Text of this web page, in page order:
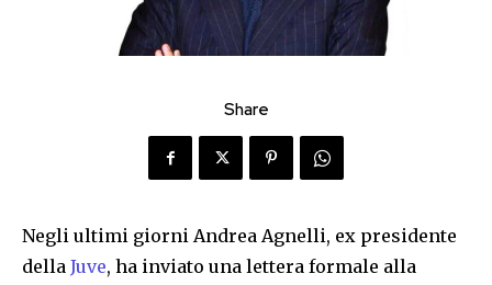
Share
Negli ultimi giorni Andrea Agnelli, ex presidente
della Juve, ha inviato una lettera formale alla